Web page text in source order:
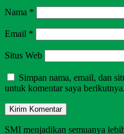
Nama *
Email *
Situs Web
Simpan nama, email, dan
untuk komentar saya berikutnya.
SMI menjadikan semuanya